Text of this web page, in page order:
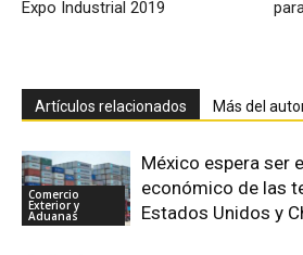
Expo Industrial 2019
Artículos relacionados Más del
Comercio
Exterior y
Aduanas
México espera ser
económico de las
Estados Unidos y